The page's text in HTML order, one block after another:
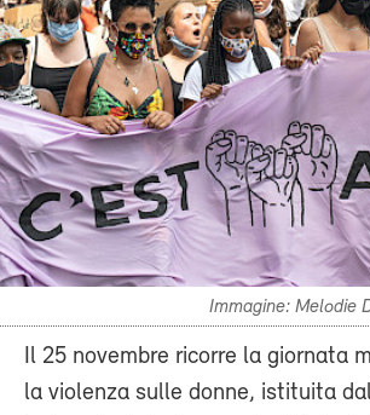
Immagine: Melodie
Il 25 novembre ricorre la giornata
la violenza sulle donne, istituita